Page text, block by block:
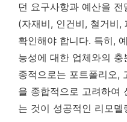
던 요구사항과 예산을
(자재비, 인건비, 철거비,
확인해야 합니다. 특히,
능성에 대한 업체와의
종적으로는 포트폴리오,
을 종합적으로 고려하여
는 것이 성공적인 리모델